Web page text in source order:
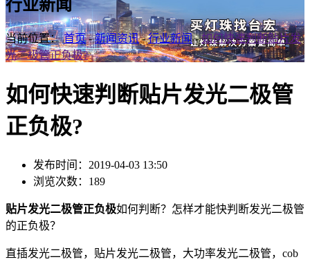
行业新闻
当前位置：首页-新闻资讯-行业新闻-如何快速判断贴片发
光二极管正负极?
如何快速判断贴片发光二极管
正负极?
发布时间：2019-04-03 13:50
浏览次数：189
贴片发光二极管正负极如何判断？怎样才能快判断发光二极管
的正负极？
直插发光二极管，贴片发光二极管，大功率发光二极管，cob